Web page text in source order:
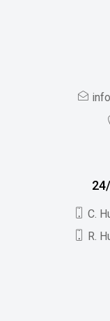
C.
R.